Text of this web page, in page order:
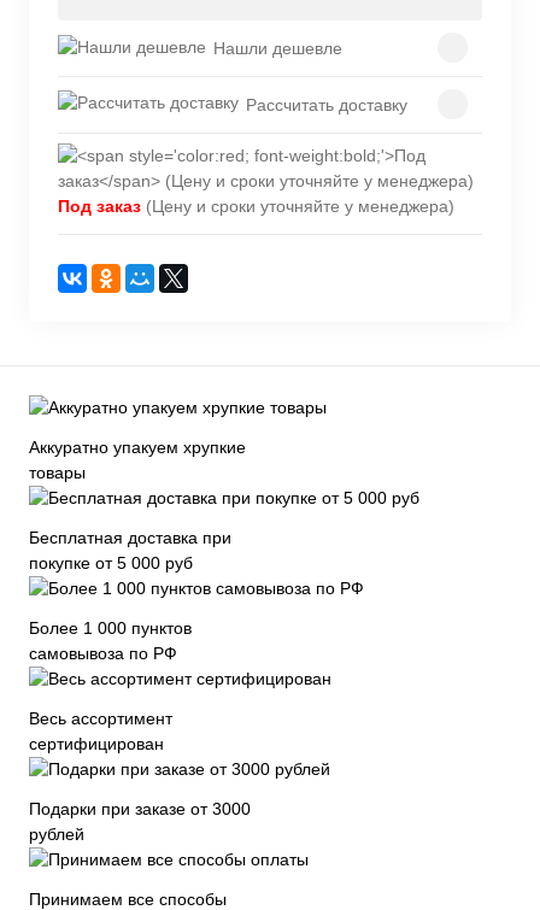
Нашли дешевле
Рассчитать доставку
Под заказ (Цену и сроки уточняйте у менеджера)
Аккуратно упакуем хрупкие
товары
Бесплатная доставка при
покупке от 5 000 руб
Более 1 000 пунктов
самовывоза по РФ
Весь ассортимент
сертифицирован
Подарки при заказе от 3000
рублей
Принимаем все способы